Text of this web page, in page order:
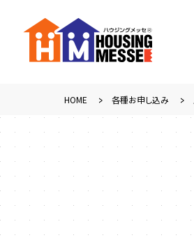
HOME 各種お申し込み